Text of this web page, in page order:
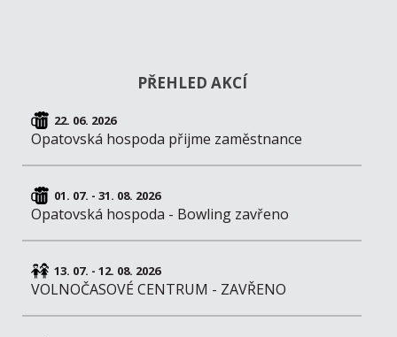
PŘEHLED AKCÍ
22. 06. 2026
Opatovská hospoda přijme zaměstnance
01. 07. - 31. 08. 2026
Opatovská hospoda - Bowling zavřeno
13. 07. - 12. 08. 2026
VOLNOČASOVÉ CENTRUM - ZAVŘENO